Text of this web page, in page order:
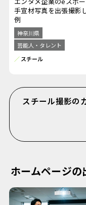
手宣材写真を出張撮影
例
神奈川県
芸能人・タレント
スチール
スチール撮影の
ホームページ